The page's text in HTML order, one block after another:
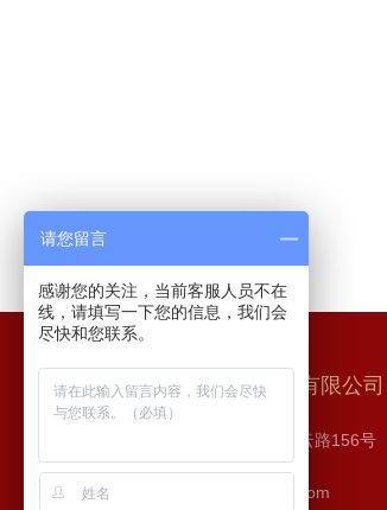
长沙步源制药机械设备有限公司
地址：长沙市 高新区 麓云路156号
邮箱：526252952@qq.com
请您留言
感谢您的关注，当前客服人员不在
线，请填写一下您的信息，我们会
尽快和您联系。